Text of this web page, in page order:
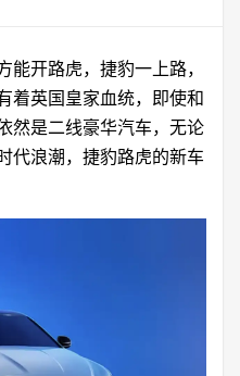
能开路虎， 捷豹一上路，
着英国皇家血统，即使和
然是二线豪华汽车，无论
代浪潮，捷豹路虎的新车